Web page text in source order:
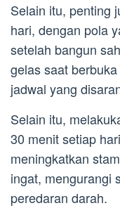
Selain itu, penting
hari, dengan pola
setelah bangun
gelas saat
jadwal yang
Selain itu,
30 menit setiap
meningkatkan
ingat, mengurangi
peredaran darah.